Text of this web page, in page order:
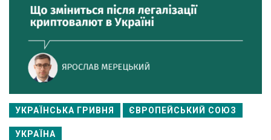
УКРАЇНСЬКА ГРИВНЯ ЄВРОПЕЙСЬКИЙ СОЮЗ
УКРАЇНА